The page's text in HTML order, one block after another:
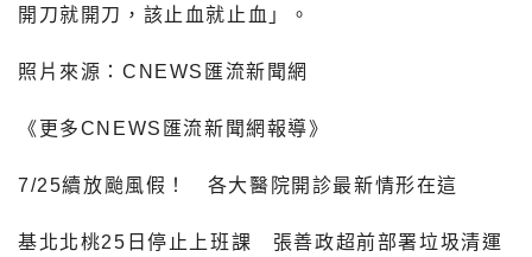
開刀就開刀，該止血就止血」。
照片來源：CNEWS匯流新聞網
《更多CNEWS匯流新聞網報導》
7/25續放颱風假！ 各大醫院開診最新情形在這
基北北桃25日停止上班課 張善政超前部署垃圾清運